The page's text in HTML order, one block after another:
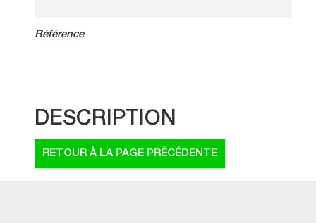
Référence
DESCRIPTION